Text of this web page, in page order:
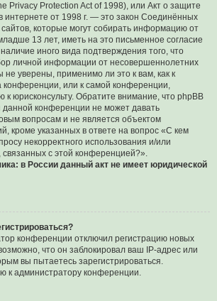
Privacy Protection Act of 1998), или Акт о защите
интернете от 1998 г. — это закон Соединённых
которые могут собирать информацию от
13 лет, иметь на это письменное согласие
иного вида подтверждения того, что
личной информации от несовершеннолетних
уверены, применимо ли это к вам, как к
конференции, или к самой конференции,
к юрисконсульту. Обратите внимание, что phpBB
данной конференции не может давать
вопросам и не является объектом
кроме указанных в ответе на вопрос «С кем
некорректного использования и/или
связанных с этой конференцией?».
в России данный акт не имеет юридической
конференции отключил регистрацию новых
что он заблокировал ваш IP-адрес или
вы пытаетесь зарегистрироваться.
к администратору конференции.